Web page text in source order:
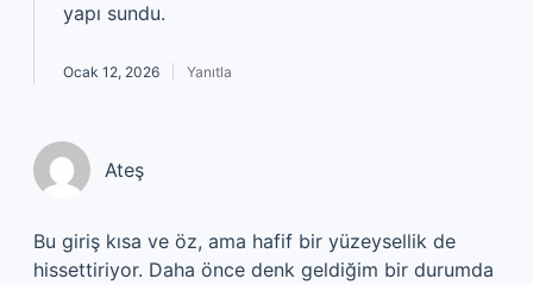
yapı sundu.
Ocak 12, 2026 Yanıtla
Ateş
Bu giriş kısa ve öz, ama hafif bir yüzeysellik de
hissettiriyor. Daha önce denk geldiğim bir durumda